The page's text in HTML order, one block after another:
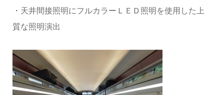
・天井間接照明にフルカラーＬＥＤ照明を使用した上
質な照明演出